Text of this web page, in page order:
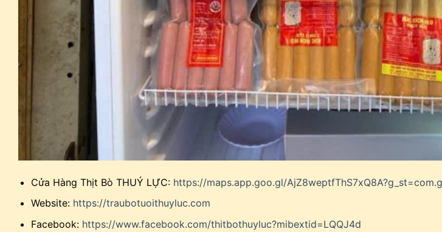
Cửa Hàng Thịt Bò THUÝ LỰC: https://maps.app.goo.gl/
Website: https://traubotuoithuyluc.com
Facebook: https://www.facebook.com/thitbothuyluc?mibextid=LQQJ4d